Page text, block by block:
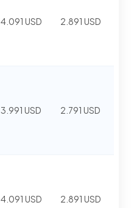
4.091 USD 2.891 USD
3.991 USD 2.791 USD
4.091 USD 2.891 USD